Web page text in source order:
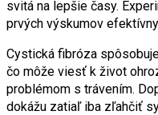
svitá na lepšie časy.
prvých výskumov
Cystická fibróza
čo môže viesť k život
problémom s trávením.
dokážu zatiaľ iba zľahčiť